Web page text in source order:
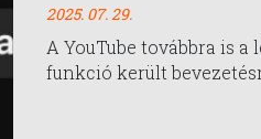
2025. 07. 29.
A YouTube továbbra is
funkció került